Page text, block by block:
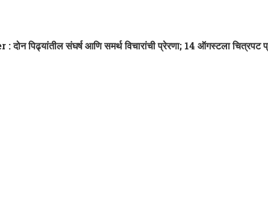
पिढ्यांतील संघर्ष आणि समर्थ विचारांची प्रेरणा; 14 ऑगस्टला चित्रपट